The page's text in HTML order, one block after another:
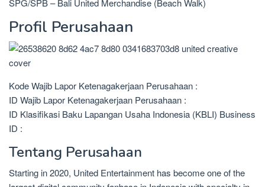
Profil Perusahaan
Kode Wajib Lapor Ketenagakerjaan Perusahaan :
ID Wajib Lapor Ketenagakerjaan Perusahaan :
ID Klasifikasi Baku Lapangan Usaha Indonesia (KBLI) Business
ID :
Tentang Perusahaan
Starting in 2020, United Entertainment has become one of the